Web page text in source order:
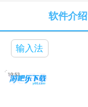
软件介绍
输入法